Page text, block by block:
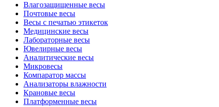
Влагозащищенные весы
Почтовые весы
Весы с печатью этикеток
Медицинские весы
Лабораторные весы
Ювелирные весы
Аналитические весы
Микровесы
Компаратор массы
Анализаторы влажности
Крановые весы
Платформенные весы